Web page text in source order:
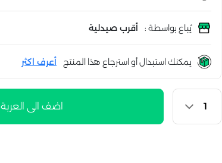
يُباع بواسطة : أقرب صيدلية
يمكنك استبدال أو استرجاع هذا المنتج أعرف اكثر
اضف الى العربة